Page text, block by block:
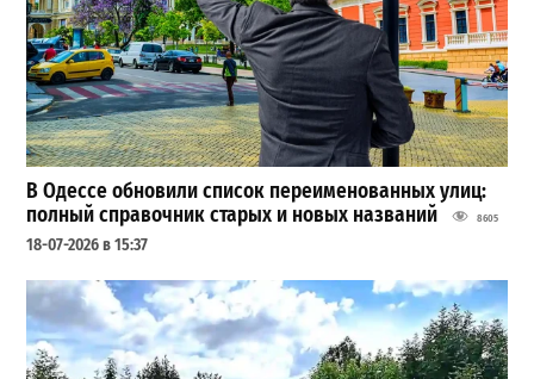
В Одессе обновили список переименованных улиц:
полный справочник старых и новых названий
8605
18-07-2026 в 15:37